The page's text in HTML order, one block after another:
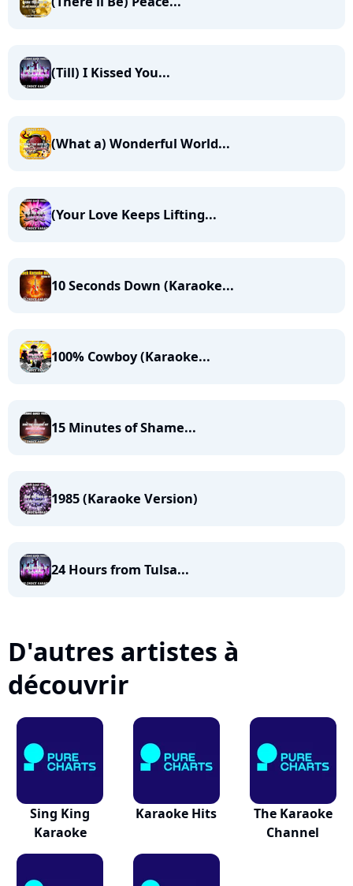
(Till) I Kissed You...
(What a) Wonderful World...
(Your Love Keeps Lifting...
10 Seconds Down (Karaoke...
100% Cowboy (Karaoke...
15 Minutes of Shame...
1985 (Karaoke Version)
24 Hours from Tulsa...
D'autres artistes à
découvrir
Sing King
Karaoke
Karaoke Hits
The Karaoke
Channel